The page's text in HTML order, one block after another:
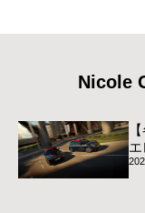
Nicole